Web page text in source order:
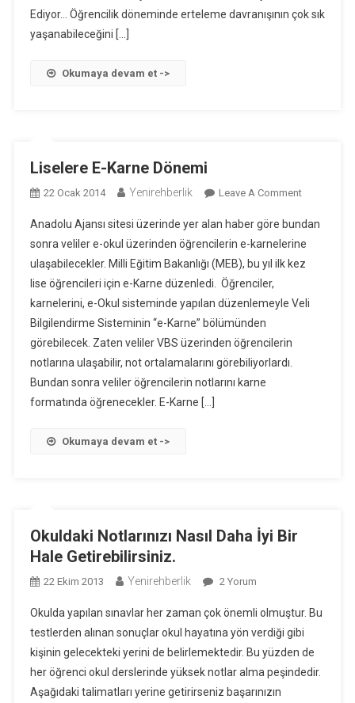
Ediyor… Öğrencilik döneminde erteleme davranışının çok sık
yaşanabileceğini […]
Okumaya devam et ->
Liselere E-Karne Dönemi
22 Ocak 2014 Yenirehberlik Leave A CommentOn
E-
Karne
Dönemi
Anadolu Ajansı sitesi üzerinde yer alan haber göre bundan
sonra veliler e-okul üzerinden öğrencilerin e-karnelerine
ulaşabilecekler. Milli Eğitim Bakanlığı (MEB), bu yıl ilk kez
lise öğrencileri için e-Karne düzenledi. Öğrenciler,
karnelerini, e-Okul sisteminde yapılan düzenlemeyle Veli
Bilgilendirme Sisteminin “e-Karne” bölümünden
görebilecek. Zaten veliler VBS üzerinden öğrencilerin
notlarına ulaşabilir, not ortalamalarını görebiliyorlardı.
Bundan sonra veliler öğrencilerin notlarını karne
formatında öğrenecekler. E-Karne […]
Okumaya devam et ->
Okuldaki Notlarınızı Nasıl Daha İyi Bir
Hale Getirebilirsiniz.
22 Ekim 2013 Yenirehberlik
Okuldaki
Nasıl
Daha
İyi
Bir
Hale
2 Yorum
Okulda yapılan sınavlar her zaman çok önemli olmuştur. Bu
testlerden alınan sonuçlar okul hayatına yön verdiği gibi
kişinin gelecekteki yerini de belirlemektedir. Bu yüzden de
her öğrenci okul derslerinde yüksek notlar alma peşindedir.
Aşağıdaki talimatları yerine getirirseniz başarınızın